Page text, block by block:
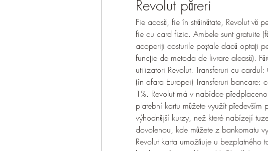
Revolut păreri
Fie acasă, fie în străinătate, Revolut vă
fie cu card fizic. Ambele sunt gratuite
acoperiți costurile poștale dacă optați
funcție de metoda de livrare aleasă).
utilizatori Revolut. Transferuri cu
(în afara Europei) Transferuri
1%. Revolut má v nabídce
platební kartu můžete využít především
výhodnější kurzy, než které nabízejí
dovolenou, kde můžete z bankomatu
Revolut karta umožňuje u bezplatného